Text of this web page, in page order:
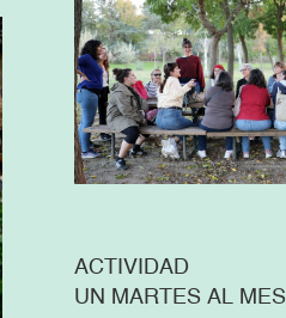
ACTIVIDAD
UN MARTES AL MES